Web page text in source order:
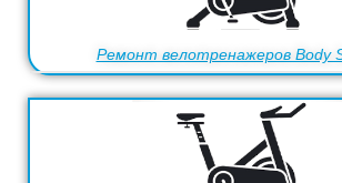
Ремонт велотренажеров Body